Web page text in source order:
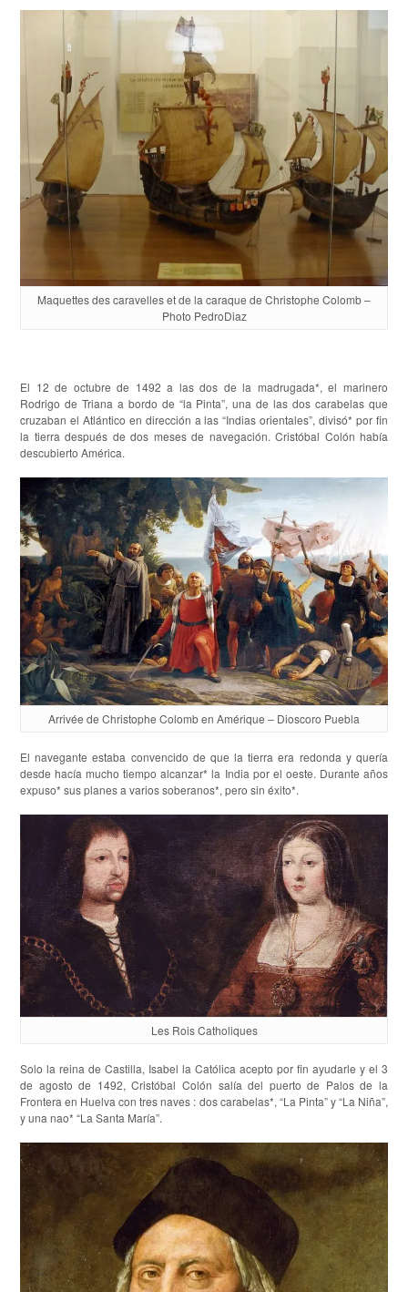
Maquettes des caravelles et de la caraque de Christophe Colomb –
Photo PedroDiaz
El 12 de octubre de 1492 a las dos de la madrugada*, el marinero
Rodrigo de Triana a bordo de “la Pinta”, una de las dos carabelas que
cruzaban el Atlántico en dirección a las “Indias orientales”, divisó* por fin
la tierra después de dos meses de navegación. Cristóbal Colón había
descubierto América.
Arrivée de Christophe Colomb en Amérique – Dioscoro Puebla
El navegante estaba convencido de que la tierra era redonda y quería
desde hacía mucho tiempo alcanzar* la India por el oeste. Durante años
expuso* sus planes a varios soberanos*, pero sin éxito*.
Les Rois Catholiques
Solo la reina de Castilla, Isabel la Católica acepto por fin ayudarle y el 3
de agosto de 1492, Cristóbal Colón salía del puerto de Palos de la
Frontera en Huelva con tres naves : dos carabelas*, “La Pinta” y “La Niña”,
y una nao* “La Santa María”.